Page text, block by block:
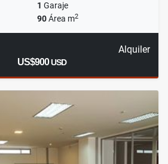
1 Garaje
90Área m2
Alquiler
US$900USD